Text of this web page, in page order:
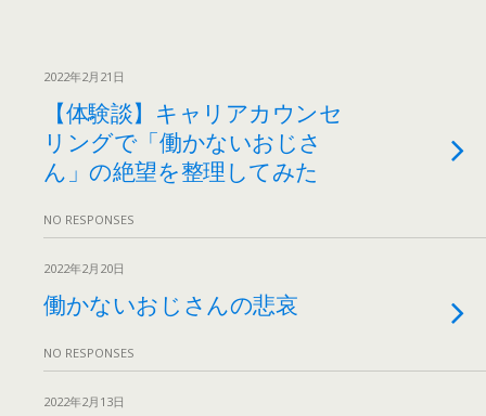
2022年2月21日
【体験談】キャリアカウンセ
リングで「働かないおじさ
ん」の絶望を整理してみた
NO RESPONSES
2022年2月20日
働かないおじさんの悲哀
NO RESPONSES
2022年2月13日